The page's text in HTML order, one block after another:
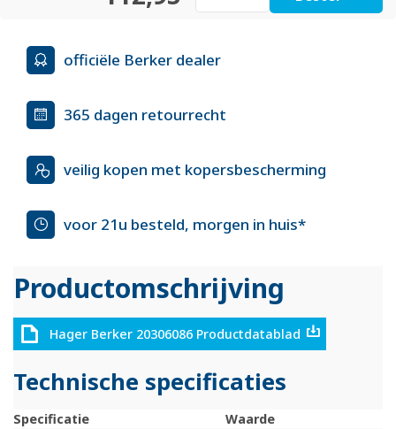
officiële Berker dealer
365 dagen retourrecht
veilig kopen met kopersbescherming
voor 21u besteld, morgen in huis*
Productomschrijving
Hager Berker 20306086 Productdatablad
Technische specificaties
Specificatie
Waarde